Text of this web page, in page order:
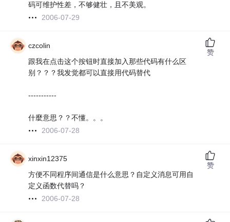
码可维护性差，不够健壮，且不美观。
2006-07-29
czcolin
跟我在点击这个按钮时直接加入那些代码有什么区
别？？？我发觉都可以直接用代码替代
-----------
什麼意思？？不懂。。。
2006-07-28
赞
xinxin12375
方便不同程序间通信是什么意思？自定义消息可用自
定义函数代替吗？
2006-07-28
赞